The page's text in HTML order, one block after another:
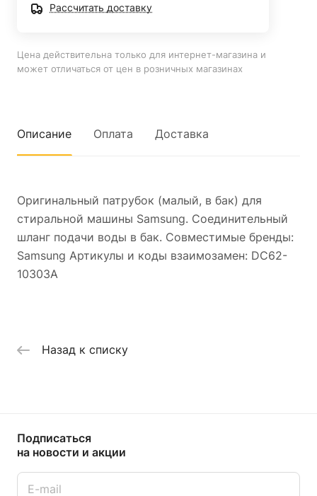
Рассчитать доставку
Цена действительна только для интернет-магазина и
может отличаться от цен в розничных магазинах
Описание Оплата Доставка
Оригинальный патрубок (малый, в бак) для
стиральной машины Samsung. Соединительный
шланг подачи воды в бак. Совместимые бренды:
Samsung Артикулы и коды взаимозамен: DC62-
10303A
Назад к списку
Подписаться
на новости и акции